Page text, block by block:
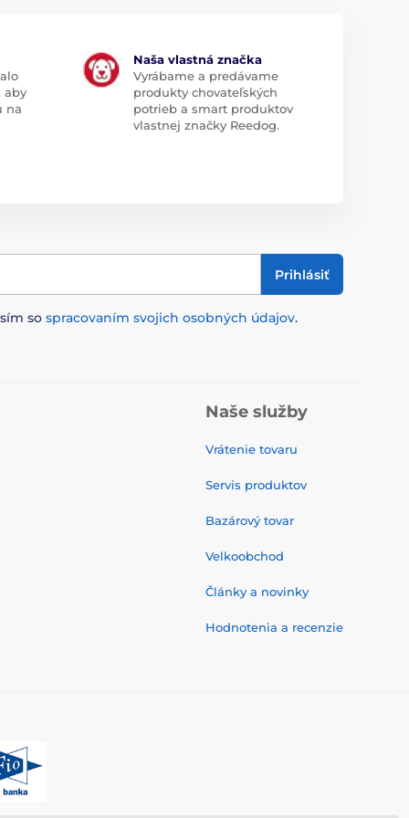
aby
na
Naša vlastná značka
Vyrábame a predávame
produkty chovateľských
potrieb a smart produktov
vlastnej značky Reedog.
Prihlásiť
so spracovaním svojich osobných údajov.
Naše služby
Vrátenie tovaru
Servis produktov
Bazárový tovar
Velkoobchod
Články a novinky
Hodnotenia a recenzie